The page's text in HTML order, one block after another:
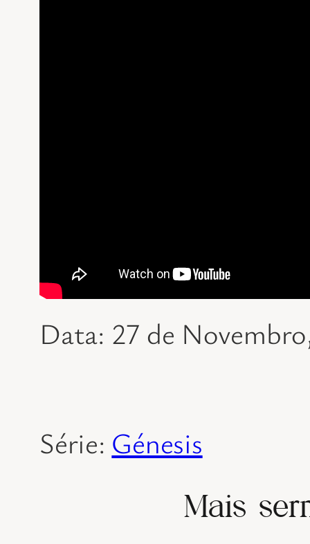
Data: 27 de
Série: Génesis
Mais